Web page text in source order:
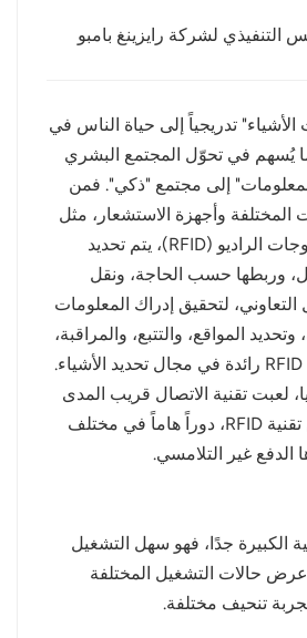
التنفيذي لشركة رايزينغ بامبو
تدريجياً إلى حياة الناس في
يُسهم في تحوّل المجتمع البشري
إلى مجتمع "ذكي". فمن
المختلفة وأجهزة الاستشعار، مثل
تقنية تحديد الهوية بموجات الراديو (RFID)، يتم تحديد
وربطها حسب الحاجة، ونقل
التعاوني، لتحقيق إدراك المعلومات
وتحديد المواقع، والتتبع، والمراقبة،
والإدارة. وتُعتبر تقنية RFID رائدة في مجال تحديد الأشياء.
لعبت تقنية الاتصال قريب المدى
(NFC)، المنبثقة عن تقنية RFID، دوراً هاماً في مختلف
الدفع غير التلامسي.
الكبيرة جدًا، فهو سهل التشغيل
عرض حالات التشغيل المختلفة
تنحيف مختلفة.